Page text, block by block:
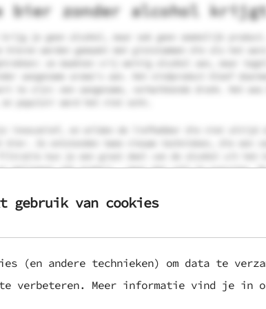
gebruik van cookies
(en andere technieken) om data te
te verbeteren. Meer informatie vind je in
bier zonder alcohol
krijg je geen alcohol, maar ook geen smakelijk product.
werden gemaakt met giststammen die als het ware
ze maakten vrij weinig alcohol aan, maar
aangename aroma’s aan. Het eindproduct bleef
te zijn: een aangename, verkwikkende drank. Het was
populair werd het niet echt.
innovatief, en wilden de liefhebber die niet altijd
bier. Zo ontstonden twee nieuwe technieken, die een
weliswaar ook aroma’s – maar dat valt te overzien.
is nog revolutionairder én beter. Alcohol
achter de komma, en de aroma’s worden apart
bier gestopt. Het geeft je de complete drink- en
nodig om de temperatuur waarop alcohol verdampt te
het vacuüm verdampt de alcohol al veel eerder en
verder niet. Mooi hè, die natuur!